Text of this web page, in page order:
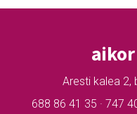
Aresti kalea 2,
688 86 41 35 · 747